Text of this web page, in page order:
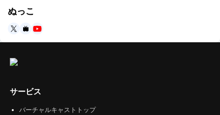
ぬっこ
https://twitter.com/vcnukko
https://www.nicovideo.jp/user/5966551
サービス
バーチャルキャストトップ